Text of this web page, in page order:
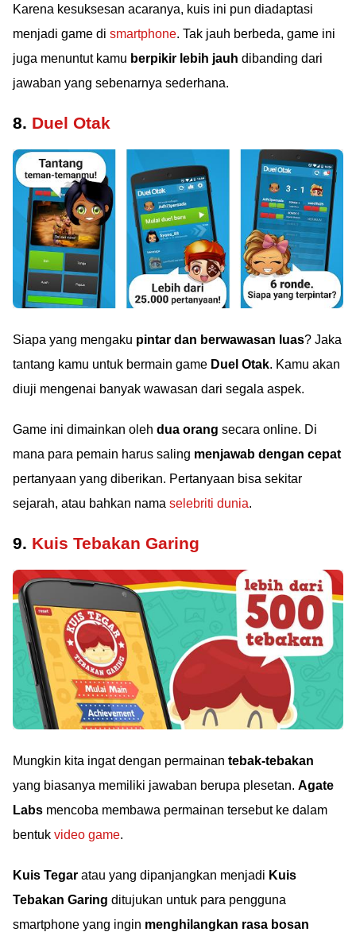
Karena kesuksesan acaranya, kuis ini pun diadaptasi
menjadi game di smartphone. Tak jauh berbeda, game ini
juga menuntut kamu berpikir lebih jauh dibanding dari
jawaban yang sebenarnya sederhana.
8. Duel Otak
Siapa yang mengaku pintar dan berwawasan luas? Jaka
tantang kamu untuk bermain game Duel Otak. Kamu akan
diuji mengenai banyak wawasan dari segala aspek.
Game ini dimainkan oleh dua orang secara online. Di
mana para pemain harus saling menjawab dengan cepat
pertanyaan yang diberikan. Pertanyaan bisa sekitar
sejarah, atau bahkan nama selebriti dunia.
9. Kuis Tebakan Garing
Mungkin kita ingat dengan permainan tebak-tebakan
yang biasanya memiliki jawaban berupa plesetan. Agate
Labs mencoba membawa permainan tersebut ke dalam
bentuk video game.
Kuis Tegar atau yang dipanjangkan menjadi Kuis
Tebakan Garing ditujukan untuk para pengguna
smartphone yang ingin menghilangkan rasa bosan